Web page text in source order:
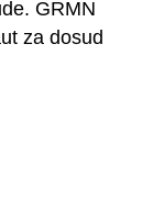
GRMN
za dosud